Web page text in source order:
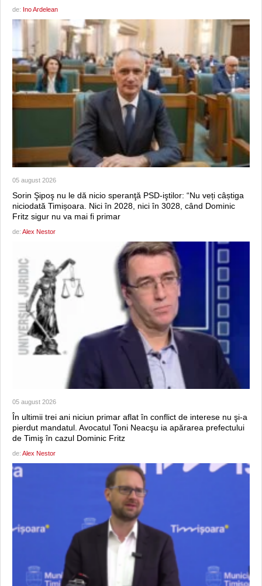
de: Ino Ardelean
05 august 2026
Sorin Şipoş nu le dă nicio speranţă PSD-iştilor: “Nu veți câștiga
niciodată Timișoara. Nici în 2028, nici în 3028, când Dominic
Fritz sigur nu va mai fi primar
de: Alex Nestor
05 august 2026
În ultimii trei ani niciun primar aflat în conflict de interese nu şi-a
pierdut mandatul. Avocatul Toni Neacşu ia apărarea prefectului
de Timiş în cazul Dominic Fritz
de: Alex Nestor